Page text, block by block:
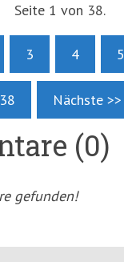
Seite 1 von 38.
3 4 5
38 Nächste >>
(0)
gefunden!